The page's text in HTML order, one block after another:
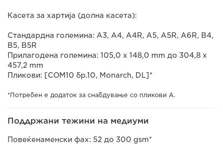
Касета за хартија (долна касета):
Стандардна големина: A3, A4, A4R, A5, A5R, A6R, B4,
B5, B5R
Прилагодена големина: 105,0 x 148,0 mm до 304,8 x
457,2 mm
Пликови: [COM10 бр.10, Monarch, DL]*
*Потребен е додаток за снабдување со пликови A.
Поддржани тежини на медиуми
Повеќенаменски фах: 52 до 300 gsm*